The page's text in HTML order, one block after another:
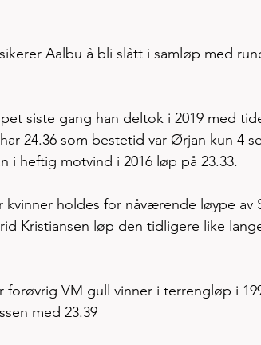
Aalbu å bli slått i samløp med
siste gang han deltok i 2019 med
24.36 som bestetid var Ørjan kun 4
i heftig motvind i 2016 løp på 23.33.
holdes for nåværende løype av
Kristiansen løp den tidligere like
forøvrig VM gull vinner i terrengløp i
med 23.39